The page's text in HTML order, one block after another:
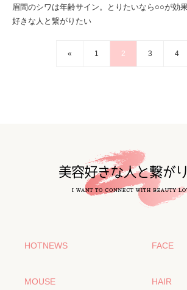
眉間のシワは年齢サイン。とりたいなら○○が効
好きな人と繋がりたい
« 1 2 3 4
HOTNEWS FACE
MOUSE HAIR